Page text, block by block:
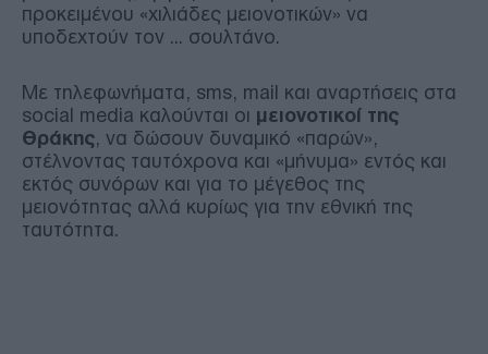
προκειμένου «χιλιάδες μειονοτικών» να
υποδεχτούν τον ... σουλτάνο.
Με τηλεφωνήματα, sms, mail και αναρτήσεις στα
social media καλούνται οι μειονοτικοί της
Θράκης, να δώσουν δυναμικό «παρών»,
στέλνοντας ταυτόχρονα και «μήνυμα» εντός και
εκτός συνόρων και για το μέγεθος της
μειονότητας αλλά κυρίως για την εθνική της
ταυτότητα.